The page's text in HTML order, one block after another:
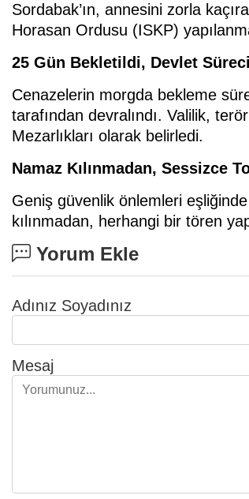
Sordabak’ın, annesini zorla
Horasan Ordusu (ISKP)
25 Gün Bekletildi, Devlet
Cenazelerin morgda bekleme
tarafından devralındı. Valilik,
Mezarlıkları olarak belirledi.
Namaz Kılınmadan, Sessizce
Geniş güvenlik önlemleri
kılınmadan, herhangi bir tören
Yorum Ekle
Adınız Soyadınız
Mesaj